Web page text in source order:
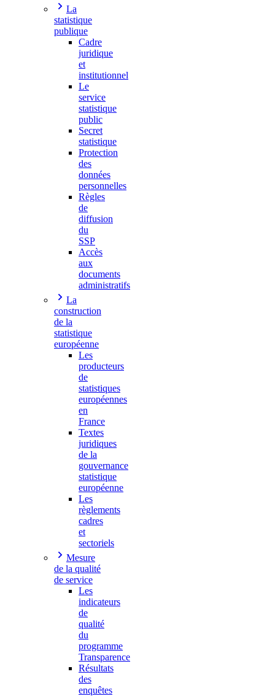
La
statistique
publique
Cadre
juridique
et
institutionnel
Le
service
statistique
public
Secret
statistique
Protection
des
données
personnelles
Règles
de
diffusion
du
SSP
Accès
aux
documents
administratifs
La
construction
de la
statistique
européenne
Les
producteurs
de
statistiques
européennes
en
France
Textes
juridiques
de la
gouvernance
statistique
européenne
Les
règlements
cadres
et
sectoriels
Mesure
de la qualité
de service
Les
indicateurs
de
qualité
du
programme
Transparence
Résultats
des
enquêtes